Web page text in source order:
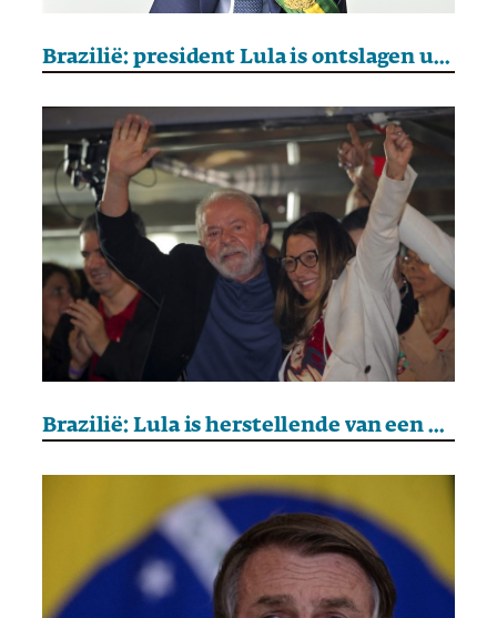
Brazilië: president Lula is ontslagen uit het ziekenhuis
Brazilië: Lula is herstellende van een operatie aan een schedelbloeding